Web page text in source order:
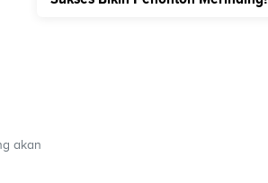
akan